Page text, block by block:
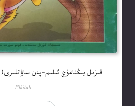
قىزىل يىڭناغۇچ ئىلىم-پەن ساۋاتلىرى(1) : ھايۋانات دۇنياسى
Elkitab